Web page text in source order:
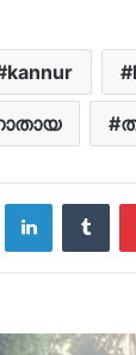
kannur
LinkedIn